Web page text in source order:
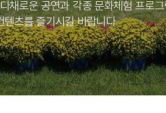
채로운 공연과 각종 문화체험 프로
텐츠를 즐기시길 바랍니다